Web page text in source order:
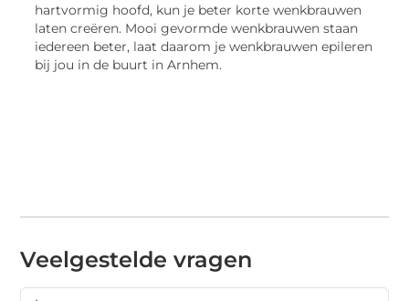
hartvormig hoofd, kun je beter korte wenkbrauwen
laten creëren. Mooi gevormde wenkbrauwen staan
iedereen beter, laat daarom je wenkbrauwen epileren
bij jou in de buurt in Arnhem.
Veelgestelde vragen